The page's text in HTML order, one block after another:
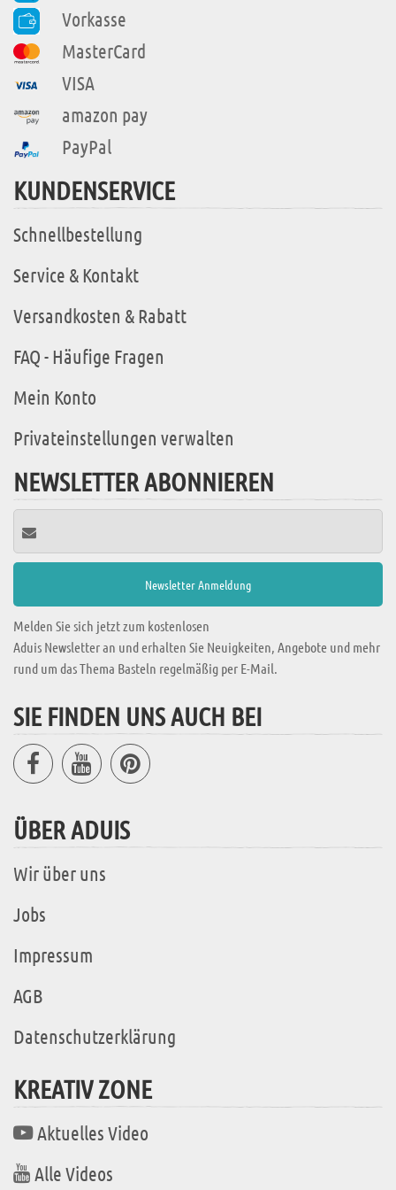
Vorkasse
MasterCard
VISA
amazon pay
PayPal
KUNDENSERVICE
Schnellbestellung
Service & Kontakt
Versandkosten & Rabatt
FAQ - Häufige Fragen
Mein Konto
Privateinstellungen verwalten
NEWSLETTER ABONNIEREN
Melden Sie sich jetzt zum kostenlosen
Aduis Newsletter an und erhalten Sie Neuigkeiten, Angebote und mehr
rund um das Thema Basteln regelmäßig per E-Mail.
SIE FINDEN UNS AUCH BEI
ÜBER ADUIS
Wir über uns
Jobs
Impressum
AGB
Datenschutzerklärung
KREATIV ZONE
Aktuelles Video
Alle Videos